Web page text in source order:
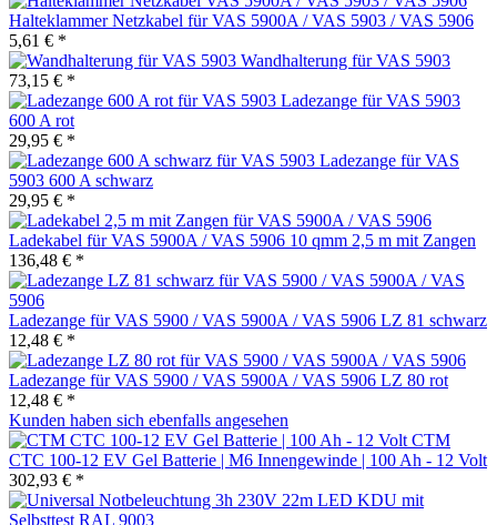
Halteklammer Netzkabel für VAS 5900A / VAS 5903 / VAS 5906
5,61 € *
Wandhalterung für VAS 5903
73,15 € *
Ladezange für VAS 5903
600 A rot
29,95 € *
Ladezange für VAS
5903 600 A schwarz
29,95 € *
Ladekabel für VAS 5900A / VAS 5906 10 qmm 2,5 m mit Zangen
136,48 € *
Ladezange für VAS 5900 / VAS 5900A / VAS 5906 LZ 81 schwarz
12,48 € *
Ladezange für VAS 5900 / VAS 5900A / VAS 5906 LZ 80 rot
12,48 € *
Kunden haben sich ebenfalls angesehen
CTM
CTC 100-12 EV Gel Batterie | M6 Innengewinde | 100 Ah - 12 Volt
302,93 € *